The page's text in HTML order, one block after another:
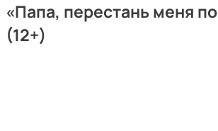
«Папа, перестань меня
(12+)